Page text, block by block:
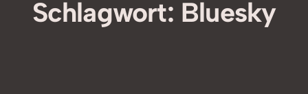
Schlagwort: Bluesky